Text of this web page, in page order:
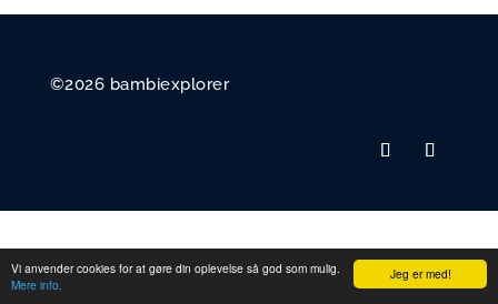
Jeg er med!
Vi anvender cookies for at gøre din oplevelse så god som mulig.
Mere info.
©2026 bambiexplorer